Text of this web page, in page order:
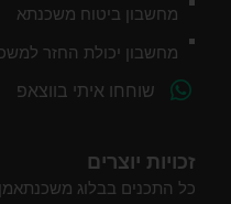
מחשבון ביטוח משכנתא
מחשבון יכולת החזר
שוחחו איתי בווצאפ
זכויות יוצרים
כל התכנים בבלוג משכנתאמן